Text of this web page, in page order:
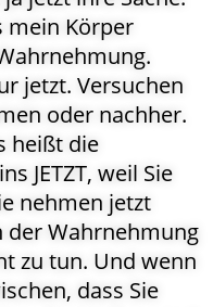
mein Körper
jetzt. Versuchen
oder nachher.
heißt die
JETZT, weil Sie
nehmen jetzt
der Wahrnehmung
zu tun. Und wenn
dass Sie